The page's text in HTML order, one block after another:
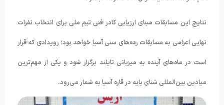
نتایج این مسابقات مبنای ارزیابی کادر فنی تیم ملی برای انتخاب نفرات
نهایی اعزامی به مسابقات رده‌های سنی آسیا خواهد بود؛ رویدادی که قرار
است در ماه‌های آینده به میزبانی تایلند برگزار شود و یکی از مهم‌ترین
میادین بین‌المللی شنای پایه در قاره آسیا به شمار می‌رود.